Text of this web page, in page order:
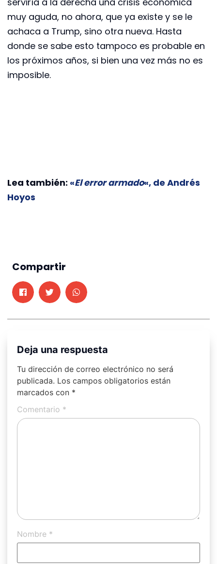
muy aguda, no ahora, que ya existe y se le
achaca a Trump, sino otra nueva. Hasta
donde se sabe esto tampoco es probable en
los próximos años, si bien una vez más no es
imposible.
Lea también: «El error armado«, de Andrés
Hoyos
Compartir
Deja una respuesta
Tu dirección de correo electrónico no será
publicada. Los campos obligatorios están
marcados con *
Comentario *
Nombre *